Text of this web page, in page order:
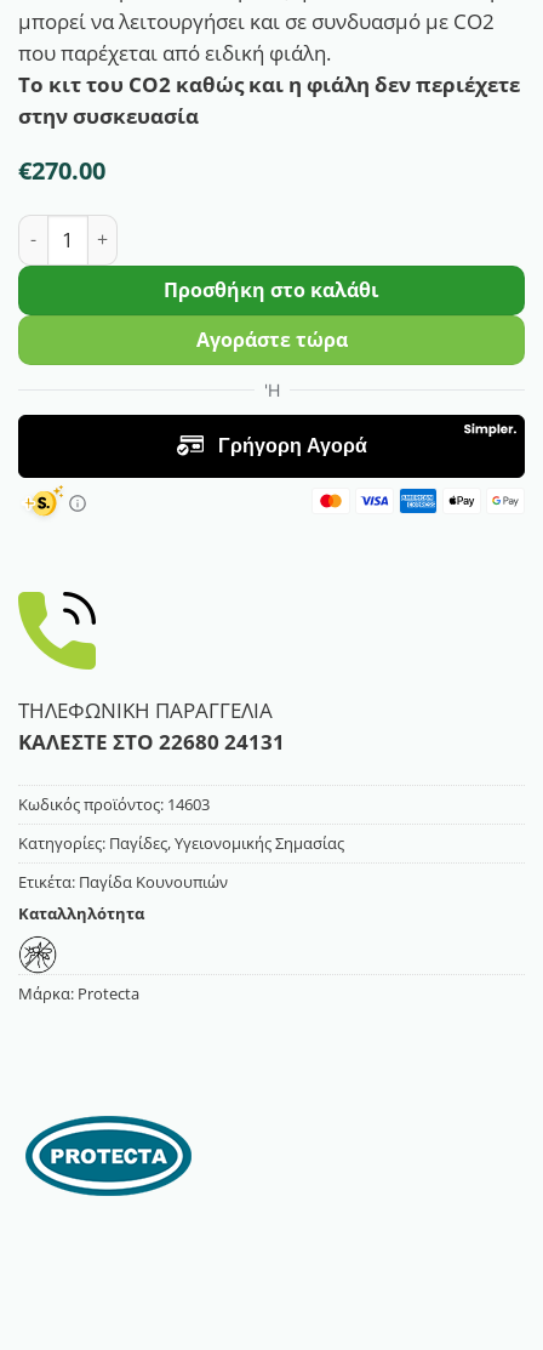
μπορεί να λειτουργήσει και σε συνδυασμό με CO2
που παρέχεται από ειδική φιάλη.
Το κιτ του CO2 καθώς και η φιάλη δεν περιέχετε
στην συσκευασία
€270.00
Παγίδα Σύλληψης Κουνουπιών Sentinel 2 ποσότητα
Προσθήκη στο καλάθι
Αγοράστε τώρα
ΤΗΛΕΦΩΝΙΚΗ ΠΑΡΑΓΓΕΛΙΑ
ΚΑΛΕΣΤΕ ΣΤΟ 22680 24131
Κωδικός προϊόντος: 14603
Κατηγορίες: Παγίδες,Υγειονομικής Σημασίας
Ετικέτα: Παγίδα Κουνουπιών
Καταλληλότητα
Μάρκα: Protecta